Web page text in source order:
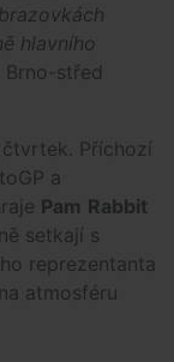
hlavního
střed
Příchozí
a
Pam Rabbit
setkají s
reprezentanta
atmosféru